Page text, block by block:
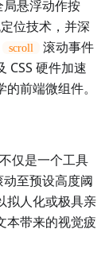
局悬浮动作按
位技术，并深
scroll
滚动事件
CSS 硬件加速
前端微组件。
仅是一个工具
至预设高度阈
拟人化或极具亲
本带来的视觉疲